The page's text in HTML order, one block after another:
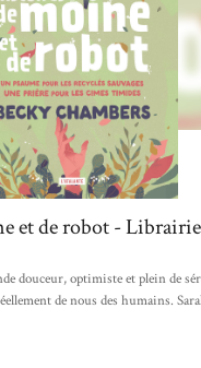
et de robot - Librairie
douceur, optimiste et plein de
de nous des humains.